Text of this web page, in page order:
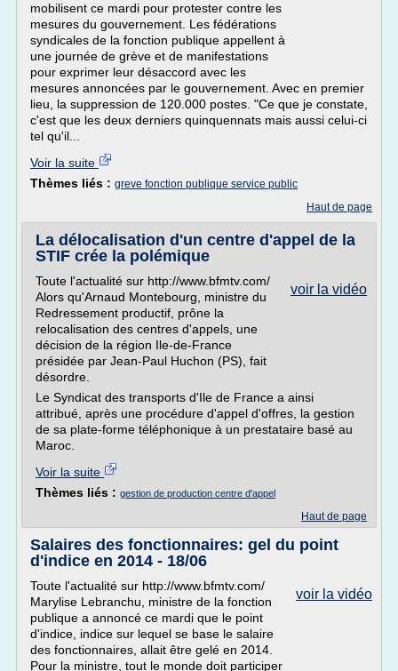
mobilisent ce mardi pour protester contre les
mesures du gouvernement. Les fédérations
syndicales de la fonction publique appellent à
une journée de grève et de manifestations
pour exprimer leur désaccord avec les
mesures annoncées par le gouvernement. Avec en premier
lieu, la suppression de 120.000 postes. "Ce que je constate,
c'est que les deux derniers quinquennats mais aussi celui-ci
tel qu'il...
Voir la suite
Thèmes liés : greve fonction publique service public
Haut de page
La délocalisation d'un centre d'appel de la
STIF crée la polémique
voir la vidéo
Toute l'actualité sur http://www.bfmtv.com/
Alors qu'Arnaud Montebourg, ministre du
Redressement productif, prône la
relocalisation des centres d'appels, une
décision de la région Ile-de-France
présidée par Jean-Paul Huchon (PS), fait
désordre.
Le Syndicat des transports d'Ile de France a ainsi
attribué, après une procédure d'appel d'offres, la gestion
de sa plate-forme téléphonique à un prestataire basé au
Maroc.
Voir la suite
Thèmes liés : gestion de production centre d'appel
Haut de page
Salaires des fonctionnaires: gel du point
d'indice en 2014 - 18/06
voir la vidéo
Toute l'actualité sur http://www.bfmtv.com/
Marylise Lebranchu, ministre de la fonction
publique a annoncé ce mardi que le point
d'indice, indice sur lequel se base le salaire
des fonctionnaires, allait être gelé en 2014.
Pour la ministre, tout le monde doit participer